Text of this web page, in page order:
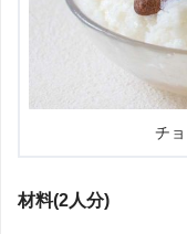
チ
材料(2人分)